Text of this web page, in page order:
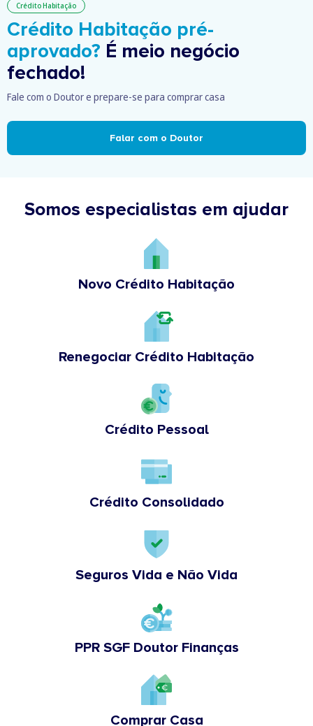
Crédito Habitação
Crédito Habitação pré-
aprovado? É meio negócio
fechado!
Fale com o Doutor e prepare-se para comprar casa
Falar com o Doutor
Somos especialistas em ajudar
Novo Crédito Habitação
Renegociar Crédito Habitação
Crédito Pessoal
Crédito Consolidado
Seguros Vida e Não Vida
PPR SGF Doutor Finanças
Comprar Casa